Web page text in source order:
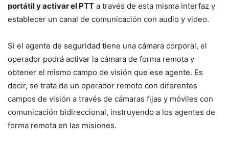
portátil y activar el PTT a través de esta misma interfaz y
establecer un canal de comunicación con audio y video.
Si el agente de seguridad tiene una cámara corporal, el
operador podrá activar la cámara de forma remota y
obtener el mismo campo de visión que ese agente. Es
decir, se trata de un operador remoto con diferentes
campos de visión a través de cámaras fijas y móviles con
comunicación bidireccional, instruyendo a los agentes de
forma remota en las misiones.